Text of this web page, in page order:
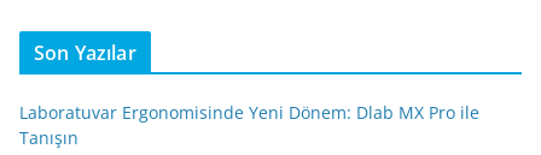
Son Yazılar
Laboratuvar Ergonomisinde Yeni Dönem: Dlab MX Pro ile
Tanışın